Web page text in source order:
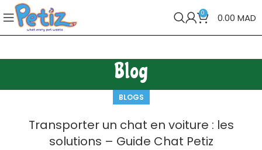
0 0.00 MAD
Blog
BLOGS
Transporter un chat en voiture : les
solutions – Guide Chat Petiz